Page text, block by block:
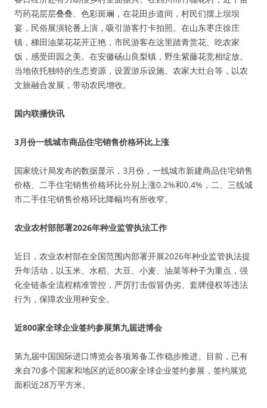
芍药花层层叠叠、色彩斑斓，在花田步道间，村民们摆上坝坝
宴，民俗展演轮番上演，吸引游客打卡拍照。在山东枣庄徐庄
镇，梯田油菜花花开正艳，市民游客在这里踏青赏花、吃农家
饭，感受田园之美。在安徽砀山良梨镇，野生紫藤花竞相绽放。
当地依托独特的生态资源，设置游乐设施、农家大灶台等，以农
文旅融合发展，带动农民增收。
国内联播快讯
3月份一线城市商品住宅销售价格环比上涨
国家统计局发布的数据显示，3月份，一线城市新建商品住宅销售
价格、二手住宅销售价格环比分别上涨0.2%和0.4%，二、三线城
市二手住宅销售价格环比降幅均有所收窄。
农业农村部部署2026年种业监管执法工作
近日，农业农村部在全国范围内部署开展2026年种业监管执法提
升年活动，以玉米、水稻、大豆、小麦、油菜等种子为重点，强
化全链条全流程精准管控，严厉打击假冒伪劣、套牌侵权等违法
行为，保障农业用种安全。
近800家全球企业签约参展第九届进博会
第九届中国国际进口博览会各项筹备工作稳步推进。目前，已有
来自70多个国家和地区的近800家全球企业签约参展，签约展览
面积近28万平方米。